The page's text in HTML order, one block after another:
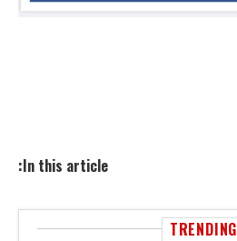
In this article:
TRENDING